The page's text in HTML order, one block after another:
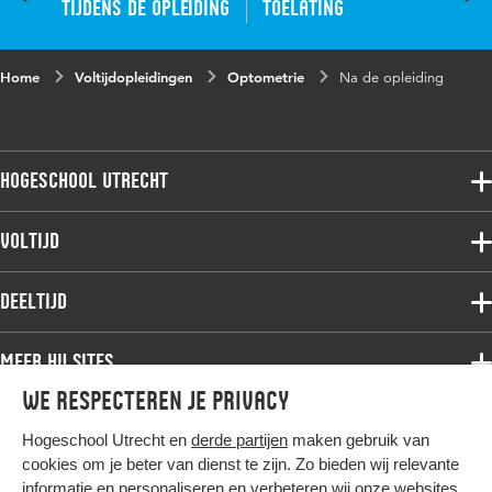
We respecteren je privacy
Hogeschool Utrecht en derde partijen maken gebruik van
cookies om je beter van dienst te zijn. Zo bieden wij relevante
informatie en personaliseren en verbeteren wij onze websites
Tijdens de opleiding Toelating
Home Voltijdopleidingen Optometrie Na de opleiding
Hogeschool Utrecht
Voltijdopleidingen
Deeltijdopleidingen
Onderzoek
Werken bij de HU
Contact
Voltijd
Associate degree
Bachelor
Master
Studiekeuze voltijd
Deeltijd
Associate degree
Bachelor
Master
Meer HU sites
HU International
HU Bibliotheek
HU Ontwikkelt
Hier komt alles samen